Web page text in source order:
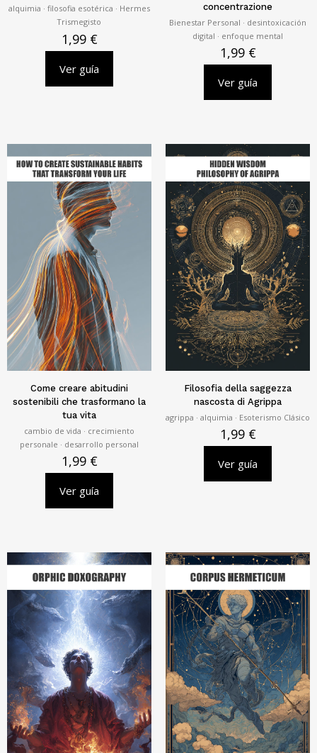
alquimia · filosofia esotérica · Hermes
Trismegisto
1,99 €
Ver guía
concentrazione
Bienestar Personal · desintoxicación
digital · enfoque mental
1,99 €
Ver guía
Come creare abitudini
sostenibili che trasformano la
tua vita
cambio de vida · crecimiento
personale · desarrollo personal
1,99 €
Ver guía
Filosofia della saggezza
nascosta di Agrippa
agrippa · alquimia · Esoterismo Clásico
1,99 €
Ver guía